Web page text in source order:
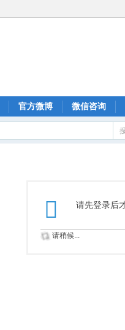
官方微博 微信咨询
请先登录后
请稍候...